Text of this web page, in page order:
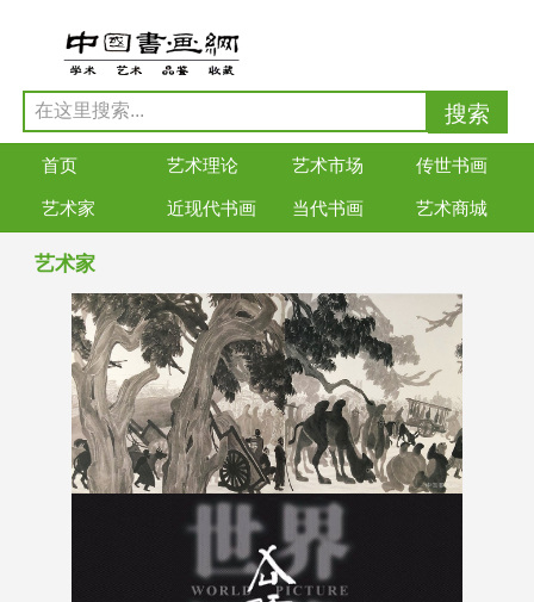
首页 艺术理论 艺术市场 传世书画
艺术家 近现代书画 当代书画 艺术商城
艺术家